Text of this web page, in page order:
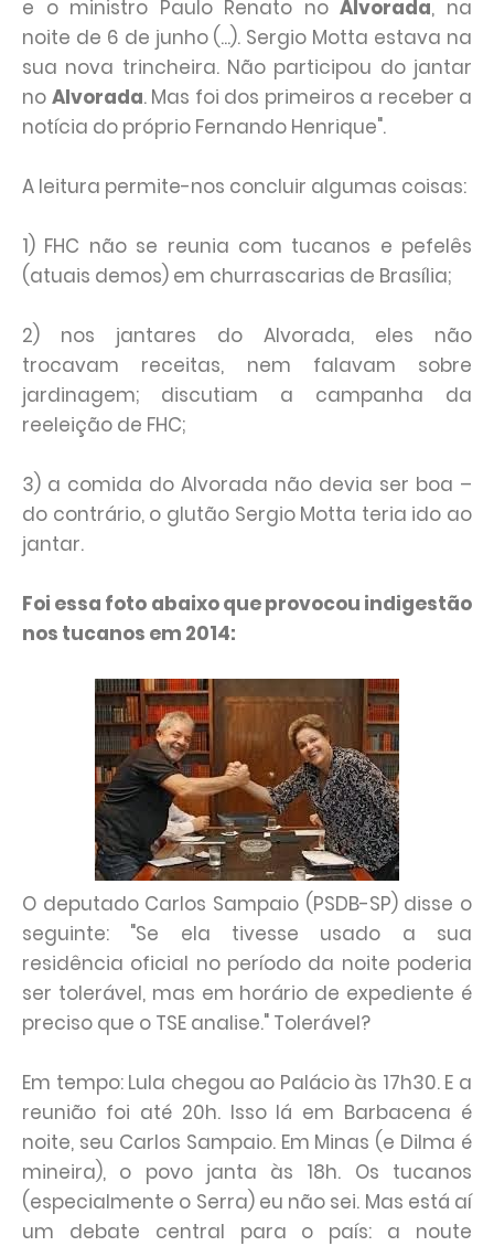
e o ministro Paulo Renato noAlvorada, na
noite de 6 de junho (...). Sergio Motta estava na
sua nova trincheira. Não participou do jantar
no Alvorada. Mas foi dos primeiros a receber a
notícia do próprio Fernando Henrique".
A leitura permite-nos concluir algumas coisas:
1) FHC não se reunia com tucanos e pefelês
(atuais demos) em churrascarias de Brasília;
2) nos jantares do Alvorada, eles não
trocavam receitas, nem falavam sobre
jardinagem; discutiam a campanha da
reeleição de FHC;
3) a comida do Alvorada não devia ser boa –
do contrário, o glutão Sergio Motta teria ido ao
jantar.
Foi essa foto abaixo que provocou indigestão
nos tucanos em 2014:
O deputado Carlos Sampaio (PSDB-SP) disse o
seguinte: "Se ela tivesse usado a sua
residência oficial no período da noite poderia
ser tolerável, mas em horário de expediente é
preciso que o TSE analise." Tolerável?
Em tempo: Lula chegou ao Palácio às 17h30. E a
reunião foi até 20h. Isso lá em Barbacena é
noite, seu Carlos Sampaio. Em Minas (e Dilma é
mineira), o povo janta às 18h. Os tucanos
(especialmente o Serra) eu não sei. Mas está aí
um debate central para o país: a noute